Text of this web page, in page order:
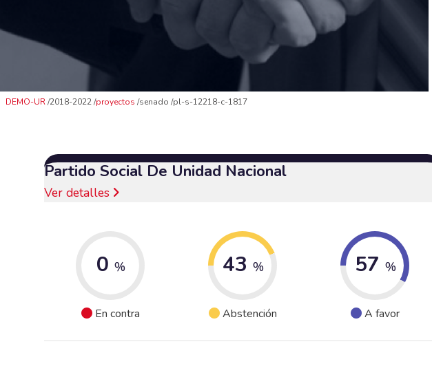
DEMO-UR 2018-2022 proyectos senado pl-s-12218-c-1817
Partido Social De Unidad Nacional
Ver detalles
0 %
En contra
43 %
Abstención
57 %
A favor